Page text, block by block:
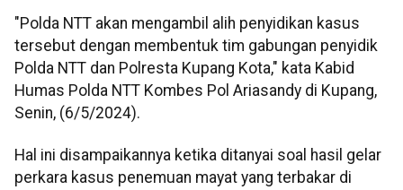
"Polda NTT akan mengambil alih penyidikan kasus
tersebut dengan membentuk tim gabungan penyidik
Polda NTT dan Polresta Kupang Kota," kata Kabid
Humas Polda NTT Kombes Pol Ariasandy di Kupang,
Senin, (6/5/2024).
Hal ini disampaikannya ketika ditanyai soal hasil gelar
perkara kasus penemuan mayat yang terbakar di